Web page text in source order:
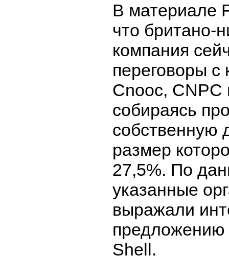
В материале
что британо-
компания
переговоры с
Cnooc, CNPC
собираясь
собственную
размер
27,5%. По
указанные
выражали
предложению
Shell.